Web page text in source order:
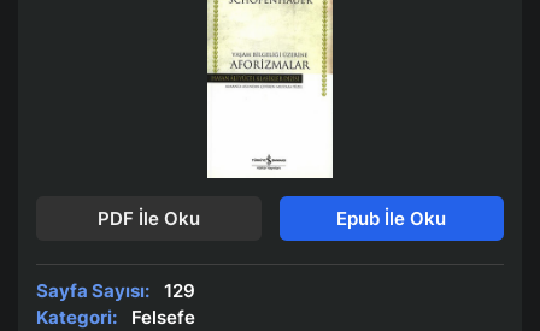
PDF İle Oku Epub İle Oku
Sayfa Sayısı:
129
Kategori:
Felsefe